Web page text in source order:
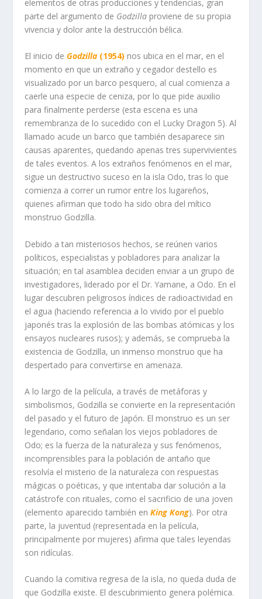
elementos de otras producciones y tendencias, gran
parte del argumento de Godzilla proviene de su propia
vivencia y dolor ante la destrucción bélica.
El inicio deGodzilla (1954) nos ubica en el mar, en el
momento en que un extraño y cegador destello es
visualizado por un barco pesquero, al cual comienza a
caerle una especie de ceniza, por lo que pide auxilio
para finalmente perderse (esta escena es una
remembranza de lo sucedido con el Lucky Dragon 5). Al
llamado acude un barco que también desaparece sin
causas aparentes, quedando apenas tres supervivientes
de tales eventos. A los extraños fenómenos en el mar,
sigue un destructivo suceso en la isla Odo, tras lo que
comienza a correr un rumor entre los lugareños,
quienes afirman que todo ha sido obra del mítico
monstruo Godzilla.
Debido a tan misteriosos hechos, se reúnen varios
políticos, especialistas y pobladores para analizar la
situación; en tal asamblea deciden enviar a un grupo de
investigadores, liderado por el Dr. Yamane, a Odo. En el
lugar descubren peligrosos índices de radioactividad en
el agua (haciendo referencia a lo vivido por el pueblo
japonés tras la explosión de las bombas atómicas y los
ensayos nucleares rusos); y además, se comprueba la
existencia de Godzilla, un inmenso monstruo que ha
despertado para convertirse en amenaza.
A lo largo de la película, a través de metáforas y
simbolismos, Godzilla se convierte en la representación
del pasado y el futuro de Japón. El monstruo es un ser
legendario, como señalan los viejos pobladores de
Odo; es la fuerza de la naturaleza y sus fenómenos,
incomprensibles para la población de antaño que
resolvía el misterio de la naturaleza con respuestas
mágicas o poéticas, y que intentaba dar solución a la
catástrofe con rituales, como el sacrificio de una joven
(elemento aparecido también enKing Kong). Por otra
parte, la juventud (representada en la película,
principalmente por mujeres) afirma que tales leyendas
son ridículas.
Cuando la comitiva regresa de la isla, no queda duda de
que Godzilla existe. El descubrimiento genera polémica.